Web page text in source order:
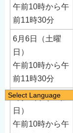
午前10時から午
前11時30分
6月6日（土曜
日）
午前10時から午
前11時30分
6月20日（土曜
日）
午前10時から午
Select Language
日本語
English